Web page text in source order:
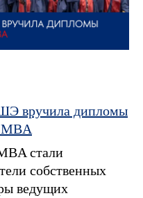
вручила дипломы
стали
собственных
ведущих